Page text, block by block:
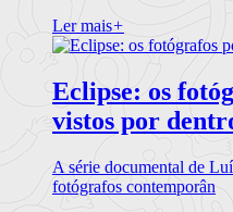
Ler mais+
Eclipse: os
vistos por
A série documental de
fotógrafos contemporân